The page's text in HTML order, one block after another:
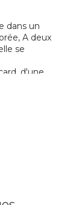
dans un
A deux
se
d'une
main ;
chambres
bains avec
;
pour enfants